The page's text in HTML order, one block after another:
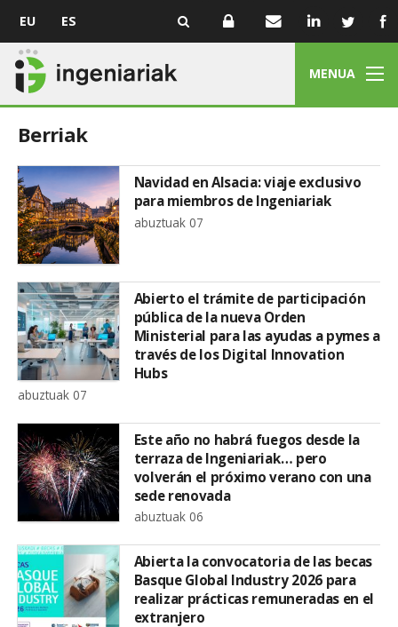
EU ES
MENUA
Berriak
Navidad en Alsacia: viaje exclusivo
para miembros de Ingeniariak
abuztuak 07
Abierto el trámite de participación
pública de la nueva Orden
Ministerial para las ayudas a pymes a
través de los Digital Innovation
Hubs
abuztuak 07
Este año no habrá fuegos desde la
terraza de Ingeniariak… pero
volverán el próximo verano con una
sede renovada
abuztuak 06
Abierta la convocatoria de las becas
Basque Global Industry 2026 para
realizar prácticas remuneradas en el
extranjero